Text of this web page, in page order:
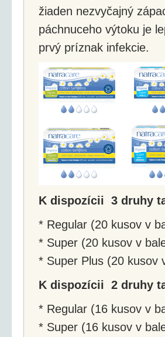
žiaden nezvyčajný
páchnuceho výtoku je
prvý príznak infekcie.
K dispozícii 3 druhy
* Regular (20 kusov v
* Super (20 kusov v
* Super Plus (20 kusov
K dispozícii 2 druhy
* Regular (16 kusov v
* Super (16 kusov v